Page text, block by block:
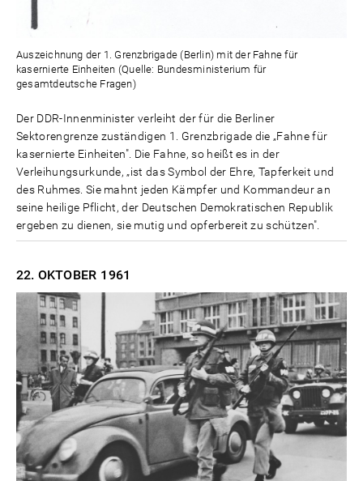
Auszeichnung der 1. Grenzbrigade (Berlin) mit der Fahne für
kasernierte Einheiten (Quelle: Bundesministerium für
gesamtdeutsche Fragen)
Der DDR-Innenminister verleiht der für die Berliner
Sektorengrenze zuständigen 1. Grenzbrigade die „Fahne für
kasernierte Einheiten". Die Fahne, so heißt es in der
Verleihungsurkunde, „ist das Symbol der Ehre, Tapferkeit und
des Ruhmes. Sie mahnt jeden Kämpfer und Kommandeur an
seine heilige Pflicht, der Deutschen Demokratischen Republik
ergeben zu dienen, sie mutig und opferbereit zu schützen".
22. OKTOBER 1961